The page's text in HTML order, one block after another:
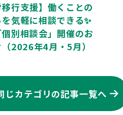
移行支援】働くことの
気軽に相談できる✨
別相談会」開催のお
2026年4月・5月）
じカテゴリの記事⼀覧へ